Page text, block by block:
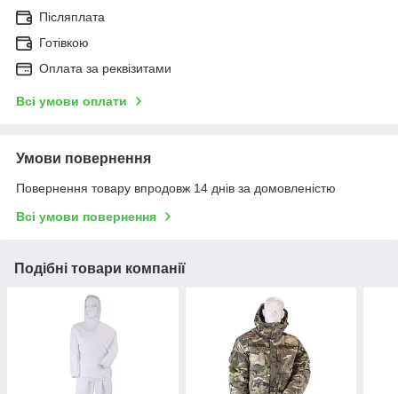
Післяплата
Готівкою
Оплата за реквізитами
Всі умови оплати
Умови повернення
Повернення товару впродовж 14 днів за домовленістю
Всі умови повернення
Подібні товари компанії